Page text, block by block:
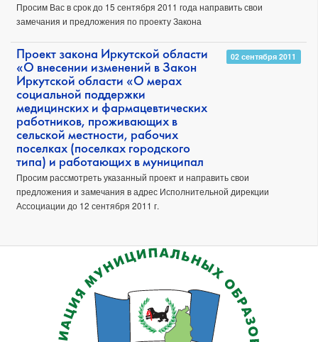
Просим Вас в срок до 15 сентября 2011 года направить свои
замечания и предложения по проекту Закона
Проект закона Иркутской области
«О внесении изменений в Закон
Иркутской области «О мерах
социальной поддержки
медицинских и фармацевтических
работников, проживающих в
сельской местности, рабочих
поселках (поселках городского
типа) и работающих в муниципал
02 сентября 2011
Просим рассмотреть указанный проект и направить свои
предложения и замечания в адрес Исполнительной дирекции
Ассоциации до 12 сентября 2011 г.